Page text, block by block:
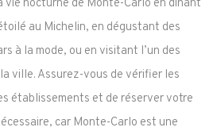
vie nocturne de Monte-Carlo en dînant
au Michelin, en dégustant des
à la mode, ou en visitant l’un des
ville. Assurez-vous de vérifier les
établissements et de réserver votre
car Monte-Carlo est une